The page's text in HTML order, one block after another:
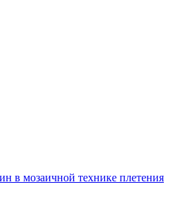
в мозаичной технике плетения